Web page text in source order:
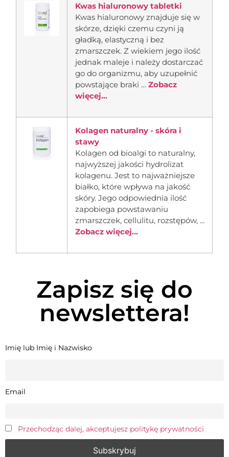
Kwas hialuronowy tabletki
Kwas hialuronowy znajduje się w
skórze, dzięki czemu czyni ją
gładką, elastyczną i bez
zmarszczek. Z wiekiem jego ilość
jednak maleje i należy dostarczać
go do organizmu, aby uzupełnić
powstające braki …Zobacz
więcej...
Kolagen naturalny - skóra i
stawy
Kolagen od bioalgi to naturalny,
najwyższej jakości hydrolizat
kolagenu. Jest to najważniejsze
białko, które wpływa na jakość
skóry. Jego odpowiednia ilość
zapobiega powstawaniu
zmarszczek, cellulitu, rozstępów, ...
Zobacz więcej...
Zapisz się do
newslettera!
Imię lub Imię i Nazwisko
Email
Przechodząc dalej, akceptujesz politykę prywatności